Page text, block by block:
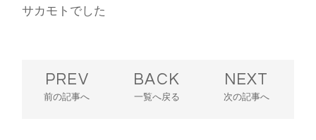
サカモトでした
PREV
前の記事へ
BACK
一覧へ戻る
NEXT
次の記事へ